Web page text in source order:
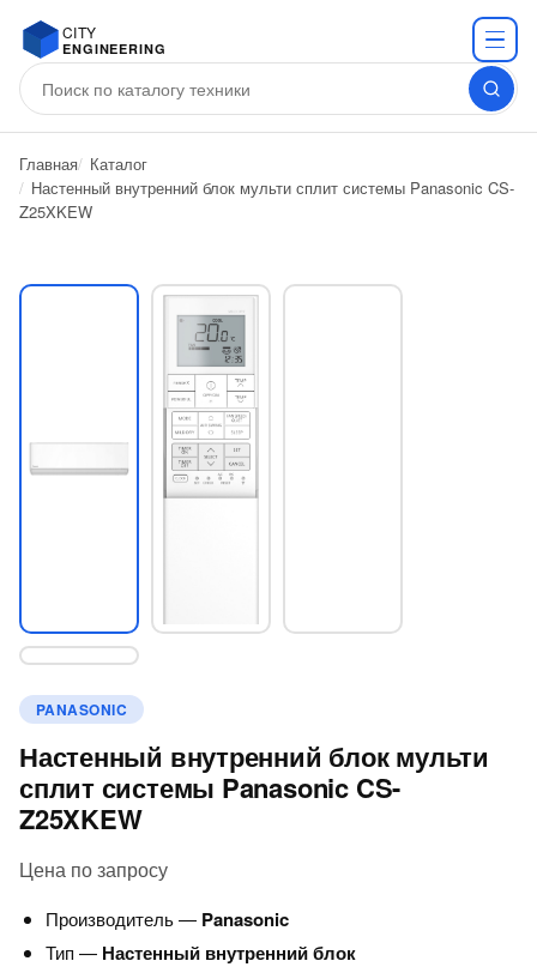
CITY
ENGINEERING
Главная Каталог
Настенный внутренний блок мульти сплит системы Panasonic CS-
Z25XKEW
PANASONIC
Настенный внутренний блок мульти
сплит системы Panasonic CS-
Z25XKEW
Цена по запросу
Производитель — Panasonic
Тип — Настенный внутренний блок